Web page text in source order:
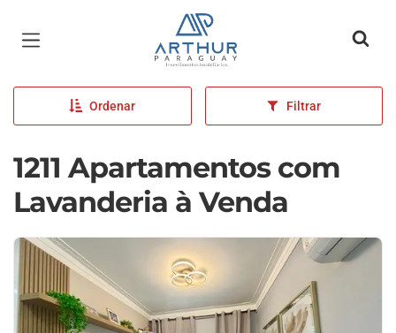
Página inicial
Ordenar Filtrar
1211 Apartamentos com
Lavanderia à Venda